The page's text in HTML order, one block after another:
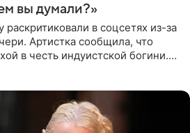
вы думали?»
раскритиковали в соцсетях из-за
Артистка сообщила, что
в честь индуистской богини.